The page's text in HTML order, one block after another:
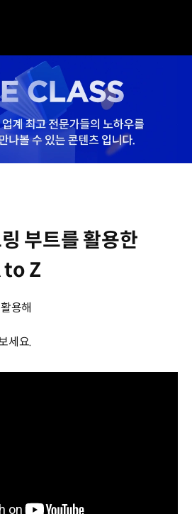
Details
부트를 활용한
to Z
용해
세요.